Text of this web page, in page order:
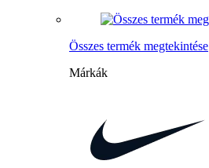
Összes termék megtekintése
Márkák